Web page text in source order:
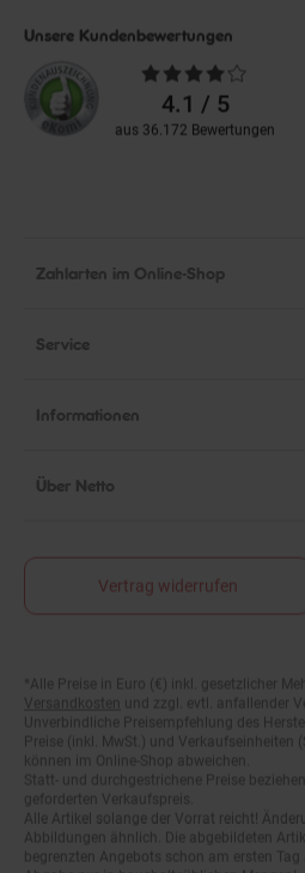
Unsere Kundenbewertungen
Durchschnittliche
Bewertungen4.1 / 5
aus 36.172 Bewertungen
Über Netto
Fußnoten
Versandkosten und zzgl. evtl. anfallender
Unverbindliche Preisempfehlung des
Preise (inkl. MwSt.) und Verkaufseinheiten
können im Online-Shop abweichen.
Statt- und durchgestrichene Preise
geforderten Verkaufspreis.
Alle Artikel solange der Vorrat reicht!
Abbildungen ähnlich. Die abgebildeten
begrenzten Angebots schon am ersten Tag
Abgabe nur in haushaltsüblichen Mengen!